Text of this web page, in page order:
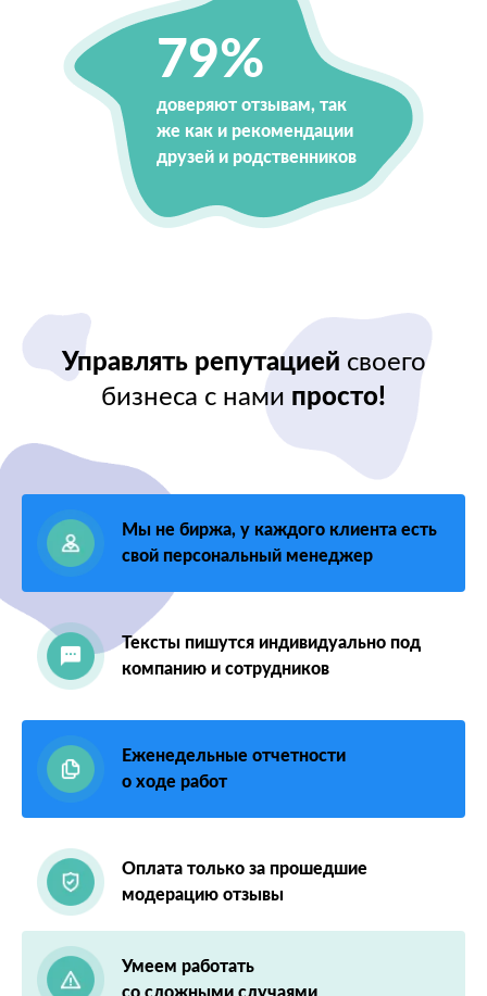
79%
доверяют отзывам, так
же как и рекомендации
друзей и родственников
Управлять репутацией своего
бизнеса с нами просто!
Мы не биржа, у каждого клиента есть
свой персональный менеджер
Тексты пишутся индивидуально под
компанию и сотрудников
Еженедельные отчетности
о ходе работ
Оплата только за прошедшие
модерацию отзывы
Умеем работать